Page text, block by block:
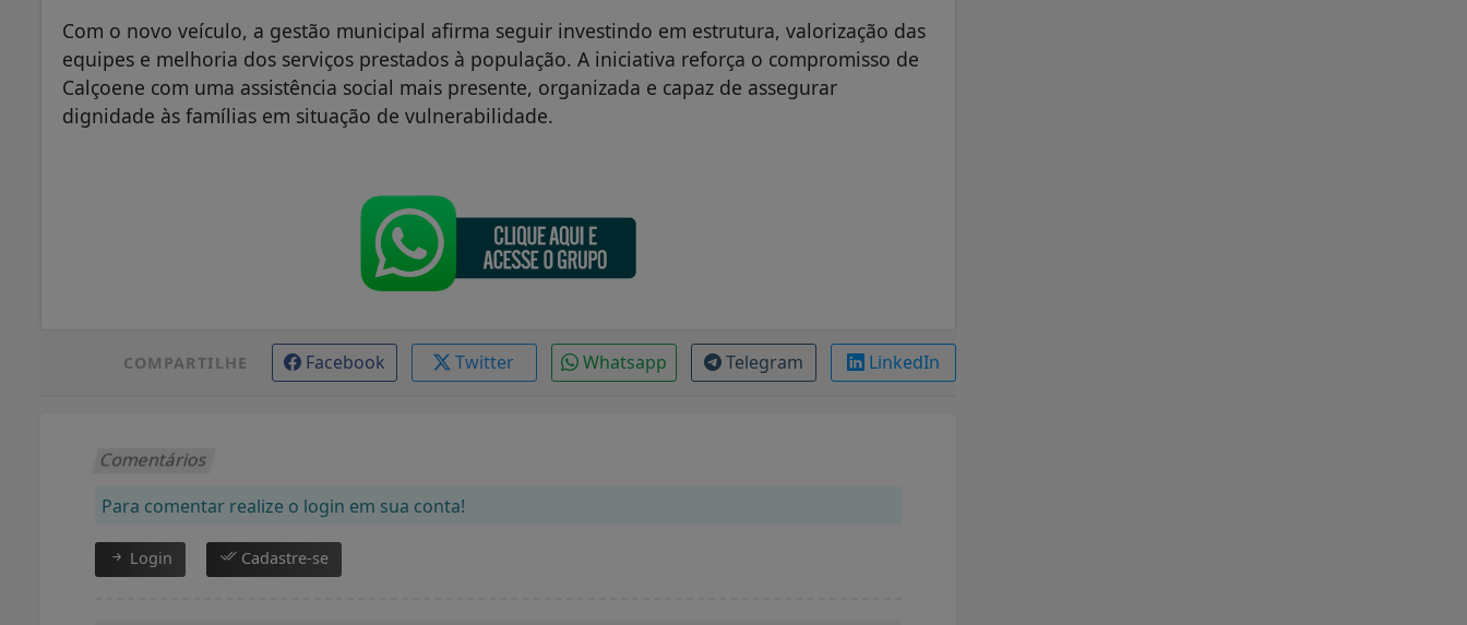
Com o novo veículo, a gestão municipal afirma seguir investindo em estrutura, valorização das
equipes e melhoria dos serviços prestados à população. A iniciativa reforça o compromisso de
Calçoene com uma assistência social mais presente, organizada e capaz de assegurar
dignidade às famílias em situação de vulnerabilidade.
COMPARTILHE Facebook Twitter Whatsapp Telegram LinkedIn
Comentários
Para comentar realize o login em sua conta!
Login Cadastre-se